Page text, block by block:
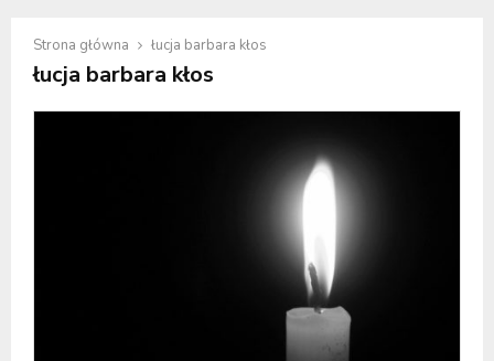
Strona główna łucja barbara kłos
łucja barbara kłos